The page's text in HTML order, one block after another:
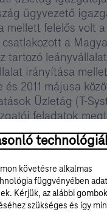
ügyvezető
mellett felelős volt
a
tartozó
irányítása
és 2011 májusa
Üzletág (T-
feladatok
Magyarország
be. 2013. október
helyettese és a
11-től a Magyar
követésre alkalmas
függvényében
Kérjük, az alábbi
szükséges és így